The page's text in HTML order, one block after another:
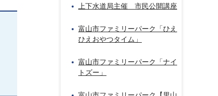
上下水道局主催 市民公開講座
富山市ファミリーパーク「ひえ
ひえおやつタイム」
富山市ファミリーパーク「ナイ
トズー」